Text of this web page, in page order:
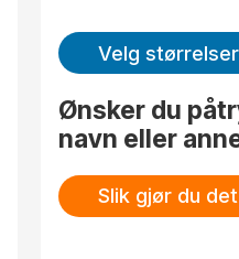
Velg
Ønsker du
navn eller
Slik gjør du det